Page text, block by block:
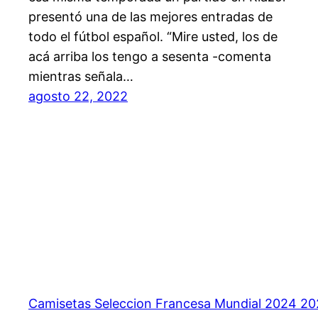
presentó una de las mejores entradas de
todo el fútbol español. “Mire usted, los de
acá arriba los tengo a sesenta -comenta
mientras señala…
agosto 22, 2022
Camisetas Seleccion Francesa Mundial 2024